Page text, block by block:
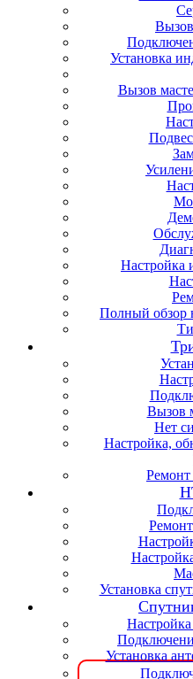
Установка
Вызов
Настройка
Полный обзор
Вызов
Нет
Настройка,
Установка
Установка